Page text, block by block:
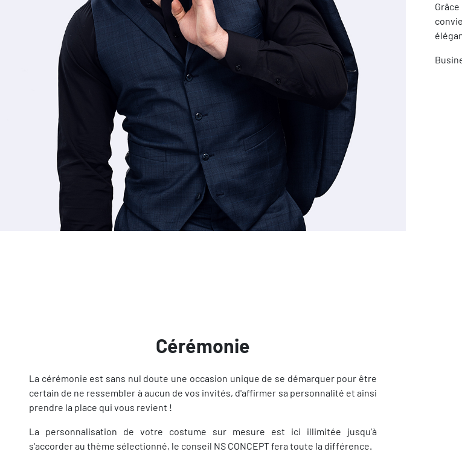
Cérémonie
La cérémonie est sans nul doute une occasion unique de se démarquer pour être
certain de ne ressembler à aucun de vos invités, d'affirmer sa personnalité et ainsi
prendre la place qui vous revient !
La personnalisation de votre costume sur mesure est ici illimitée jusqu'à
s'accorder au thème sélectionné, le conseil NS CONCEPT fera toute la différence.